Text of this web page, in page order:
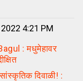
4:21 PM
: मधुमेहावर
दिवाळी! :